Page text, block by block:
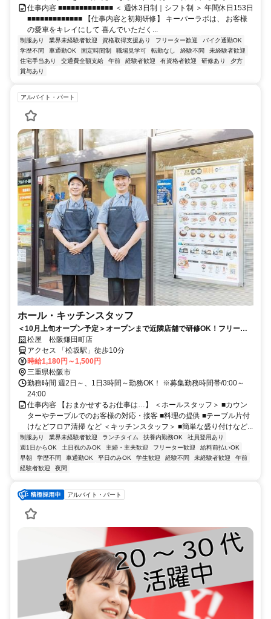
仕事内容 ■■■■■■■■■■■■■ ＜ 週休3日制｜シフト制 ＞ 年間休日153日
■■■■■■■■■■■■■ 【仕事内容と初期研修】 キーパーラボは、 お客様
の愛車をキレイにして 喜んでいただく...
制服あり 業界未経験者歓迎 資格取得支援あり フリーター歓迎
バイク通勤OK
学歴不問
車通勤OK 固定時間制 職場見学可 転勤なし 経験不問
未経験者歓迎
住宅手当あり
交通費全額支給 午前 経験者歓迎 有資格者歓迎 研修あり
夕方
賞与あり
アルバイト・パート
ホール・キッチンスタッフ
＜10月上旬オープン予定＞オープンまで近隣店舗で研修OK！フリータ
ー・主婦・主夫・大学生・高校生歓迎！車通勤OK♪
松屋 松阪鎌田町店
アクセス 「松坂駅」徒歩10分
時給1,180円～1,500円
三重県松阪市
勤務時間 週2日～、1日3時間～勤務OK！ ※募集勤務時間帯/0:00～
24:00
仕事内容 【おまかせするお仕事は…】 ＜ホールスタッフ＞ ■カウン
ターやテーブルでのお客様の対応・接客 ■料理の提供 ■テーブル片付
けなどフロア清掃 など ＜キッチンスタッフ＞ ■簡単な盛り付けなど...
制服あり 業界未経験者歓迎 ランチタイム 扶養内勤務OK
社員登用あり
週1日からOK
土日祝のみOK 主婦・主夫歓迎 フリーター歓迎
給料前払いOK
早朝
学歴不問 車通勤OK 平日のみOK 学生歓迎 経験不問 未経験者歓迎
午前
経験者歓迎
夜間
アルバイト・パート